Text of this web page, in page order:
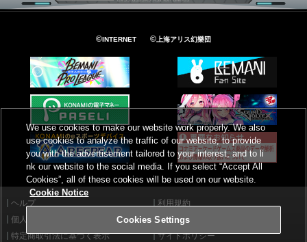
©INTERNET ©上海アリス幻樂団
ヘルプ
利用規約
個人情報等保護方針
外部送信について
特定商取引法に基づく表示
サイトポリシー
We use cookies to make our website work properly. We also
use cookies to analyze the traffic of our website, to provide
you with the advertisement tailored to your interest, and to li
nk our website to the social media. If you select “Accept All
Cookies”, all of these cookies will be used on our website.
Cookie Notice
Cookies Settings